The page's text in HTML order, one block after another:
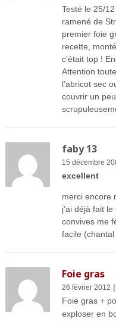
Testé le 25/
ramené de
premier foie
recette,
c’était top !
Attention
l’abricot sec
couvrir un
faby 13
15 décembre
excellent
merci encore
j’ai déjà fait
convives me
facile
Foie gras
26 février 2012 |
Foie gras +
exploser en